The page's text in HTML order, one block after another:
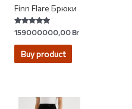
Finn Flare Брюки
Rated
5.00
out of 5
159000000,00Br
Buy product